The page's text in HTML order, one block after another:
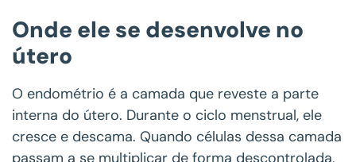
Onde ele se desenvolve no
útero
O endométrio é a camada que reveste a parte
interna do útero. Durante o ciclo menstrual, ele
cresce e descama. Quando células dessa camada
passam a se multiplicar de forma descontrolada,